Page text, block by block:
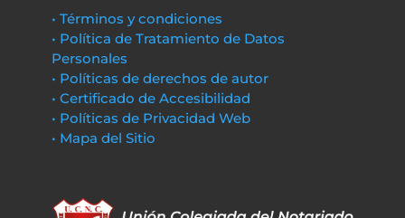
• Términos y condiciones
• Política de Tratamiento de Datos
Personales
• Políticas de derechos de autor
• Certificado de Accesibilidad
• Políticas de Privacidad Web
• Mapa del Sitio